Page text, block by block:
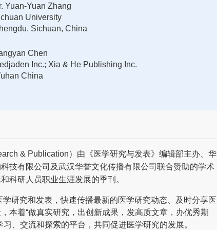
Yuan-Yuan Zhang
University
Sichuan, China
Chen
Inc.; Xia & He Publishing Inc.
China
& Publication）由《医学研究与发表》编辑部主办、华
技有限公司及武汉华誉文化传播有限公司联合赞助的学术
科研人员职业生涯发展的季刊。
研究和发表，快速传播最新的医学研究动态、及时分享医
本着“做真实研究，出创新成果，发高质文章，办优秀期
、交流和探索的平台，共同促进医学研究的发展。